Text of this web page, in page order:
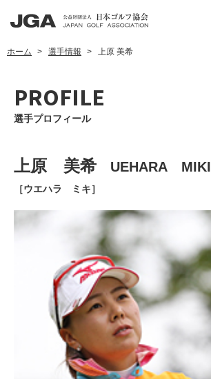
ホーム 選手情報 上原 美希
PROFILE
選手プロフィール
上原 美希 UEHARA MIKI
［ウエハラ ミキ］